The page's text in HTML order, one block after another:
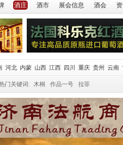
酒庄 酒市 展会信息 酒会
河北 内蒙 山西 江西 四川 重庆 贵州 云南
门关键词: 木桐 作品一号 拉菲